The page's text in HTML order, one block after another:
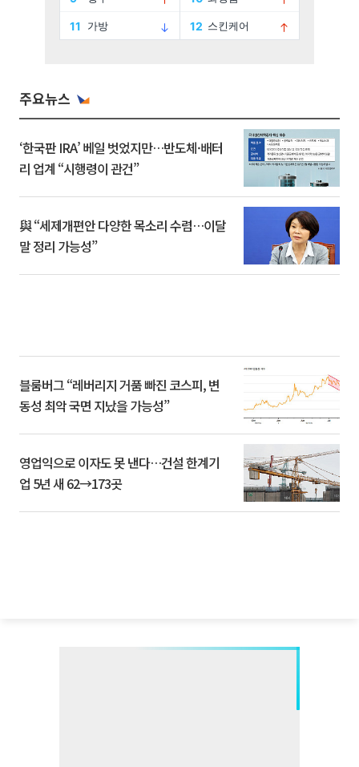
주요뉴스
‘한국판 IRA’ 베일 벗었지만…반도체·배터
리 업계 “시행령이 관건”
與 “세제개편안 다양한 목소리 수렴…이달
말 정리 가능성”
블룸버그 “레버리지 거품 빠진 코스피, 변
동성 최악 국면 지났을 가능성”
영업익으로 이자도 못 낸다…건설 한계기
업 5년 새 62→173곳